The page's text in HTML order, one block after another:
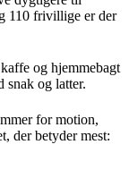
110 frivillige er der
og hjemmebagt
snak og latter.
for motion,
der betyder mest: